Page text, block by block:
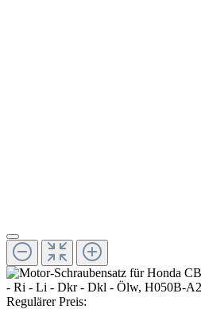
Regulärer Preis: